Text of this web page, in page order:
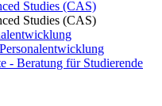
Studies (CAS)
Studies (CAS)
- Beratung für Studierende